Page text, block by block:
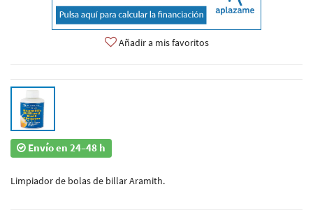
Añadir a mis favoritos
Envío en 24–48 h
Limpiador de bolas de billar Aramith.